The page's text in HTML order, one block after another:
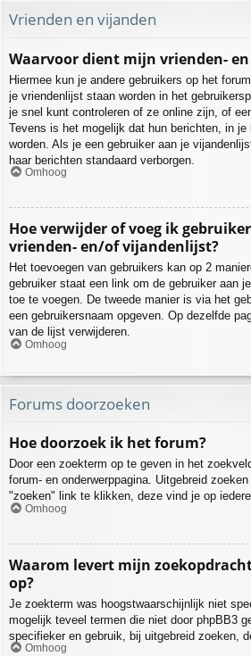
Vrienden en vijanden
Waarvoor dient mijn vrienden-
Hiermee kun je andere gebruikers op het
je vriendenlijst staan worden in het
je snel kunt controleren of ze online zijn, of
Tevens is het mogelijk dat hun berichten, in je
worden. Als je een gebruiker aan je
haar berichten standaard verborgen.
Omhoog
Hoe verwijder of voeg ik
vrienden- en/of vijandenlijst?
Het toevoegen van gebruikers kan op 2
gebruiker staat een link om de gebruiker aan
toe te voegen. De tweede manier is via het
een gebruikersnaam opgeven. Op dezelfde
van de lijst verwijderen.
Omhoog
Forums doorzoeken
Hoe doorzoek ik het forum?
Door een zoekterm op te geven in het
forum- en onderwerppagina. Uitgebreid
"zoeken" link te klikken, deze vind je op
Omhoog
Waarom levert mijn
op?
Je zoekterm was hoogstwaarschijnlijk niet
mogelijk teveel termen die niet door phpBB3
specifieker en gebruik, bij uitgebreid zoeken,
Omhoog